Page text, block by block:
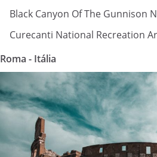
Black Canyon Of The Gunnison
Curecanti National Recreation
Roma - Itália